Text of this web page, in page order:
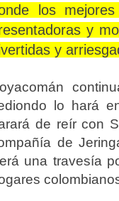
los
y
y
lo hará
de reír con
de
una travesía